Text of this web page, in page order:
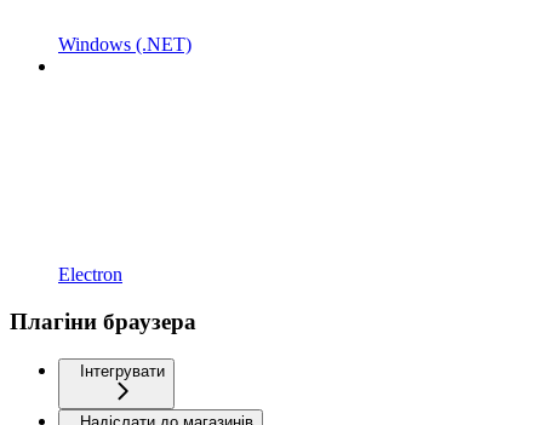
Windows (.NET)
Electron
Плагіни браузера
Інтегрувати